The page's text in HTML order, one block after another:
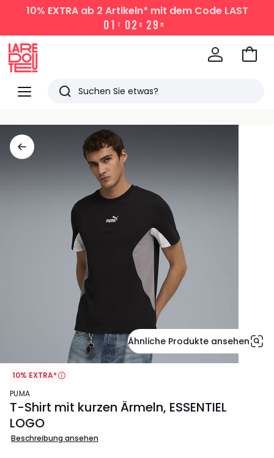
10% EXTRAab 2 Artikeln* mit dem Code LAST
01 T 02 S 29 M
Menü
Redoute
Suchen
angesehen
Artikel
Zum
Ähnliche Produkte ansehen
10% EXTRA*
PUMA
T-Shirt mit kurzen Ärmeln, ESSENTIEL
LOGO
Beschreibung ansehen